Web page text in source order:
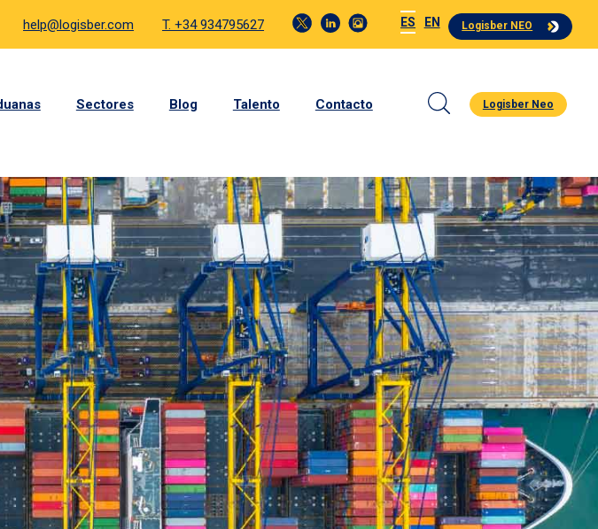
help@logisber.com T. +34 934795627 ES EN Logisber NEO
Sectores Blog Talento Contacto Logisber Neo